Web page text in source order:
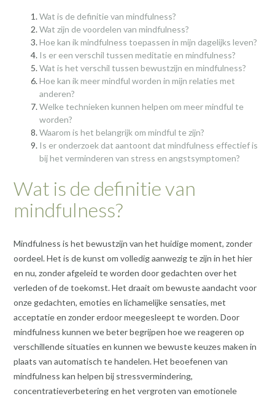
Wat is de definitie van mindfulness?
Wat zijn de voordelen van mindfulness?
Hoe kan ik mindfulness toepassen in mijn dagelijks leven?
Is er een verschil tussen meditatie en mindfulness?
Wat is het verschil tussen bewustzijn en mindfulness?
Hoe kan ik meer mindful worden in mijn relaties met
anderen?
Welke technieken kunnen helpen om meer mindful te
worden?
Waarom is het belangrijk om mindful te zijn?
Is er onderzoek dat aantoont dat mindfulness effectief is
bij het verminderen van stress en angstsymptomen?
Wat is de definitie van
mindfulness?
Mindfulness is het bewustzijn van het huidige moment, zonder
oordeel. Het is de kunst om volledig aanwezig te zijn in het hier
en nu, zonder afgeleid te worden door gedachten over het
verleden of de toekomst. Het draait om bewuste aandacht voor
onze gedachten, emoties en lichamelijke sensaties, met
acceptatie en zonder erdoor meegesleept te worden. Door
mindfulness kunnen we beter begrijpen hoe we reageren op
verschillende situaties en kunnen we bewuste keuzes maken in
plaats van automatisch te handelen. Het beoefenen van
mindfulness kan helpen bij stressvermindering,
concentratieverbetering en het vergroten van emotionele